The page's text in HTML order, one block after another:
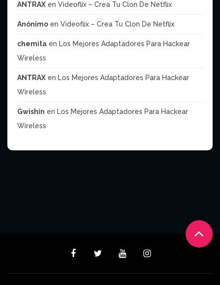
ANTRAX en Videoflix – Crea Tu Clon De Netflix
Anónimo en Videoflix – Crea Tu Clon De Netflix
chemita en Los Mejores Adaptadores Para Hackear
Wireless
ANTRAX en Los Mejores Adaptadores Para Hackear
Wireless
Gwishin en Los Mejores Adaptadores Para Hackear
Wireless